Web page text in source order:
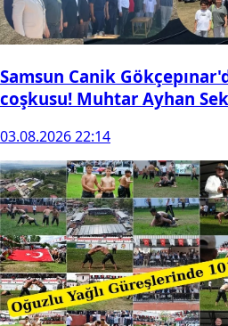
Samsun Canik
coşkusu! Muhtar Ayhan
03.08.2026 22:14